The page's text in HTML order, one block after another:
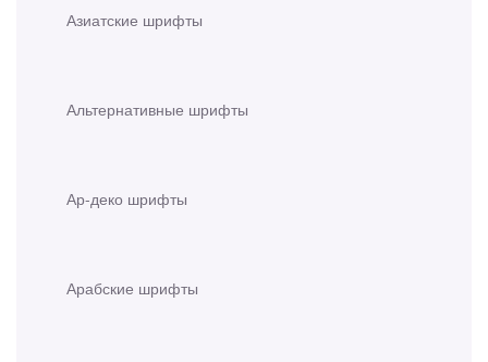
Азиатские шрифты
Альтернативные шрифты
Ар-деко шрифты
Арабские шрифты